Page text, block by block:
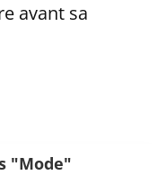
"Mode"
avant sa